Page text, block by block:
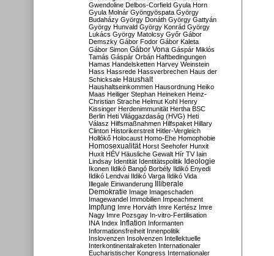
Gwendoline Delbos-Corfield Gyula Horn
Gyula Molnár Gyöngyöspata György
Budaházy György Donáth György Gattyán
György Hunvald György Konrád György
Lukács György Matolcsy Győr Gábor
Demszky Gábor Fodor Gábor Kaleta
Gábor Simon Gábor Vona Gáspár Miklós
Tamás Gáspár Orbán Haftbedingungen
Hamas Handelsketten Harvey Weinstein
Hass Hassrede Hassverbrechen Haus der
Schicksale Haushalt
Haushaltseinkommen Hausordnung Heiko
Maas Heiliger Stephan Heineken Heinz-
Christian Strache Helmut Kohl Henry
Kissinger Herdenimmunität Hertha BSC
Berlin Heti Világgazdaság (HVG) Heti
Válasz Hilfsmaßnahmen Hilfspaket Hillary
Clinton Historikerstreit Hitler-Vergleich
Hollókő Holocaust Homo-Ehe Homophobie
Homosexualität Horst Seehofer Hunxit
Huxit HÉV Häusliche Gewalt Hír TV Iain
Lindsay Identität Identitätspolitik Ideologie
Ikonen Ildikó Bangó Borbély Ildikó Enyedi
Ildikó Lendvai Ildikó Varga Ildikó Vida
Illegale Einwanderung Illiberale
Demokratie Image Imageschaden
Imagewandel Immobilien Impeachment
Impfung Imre Horváth Imre Kertész Imre
Nagy Imre Pozsgay In-vitro-Fertilisation
INA Index Inflation Informanten
Informationsfreiheit Innenpolitik
Inslovenzen Insolvenzen Intellektuelle
Interkontinentalraketen Internationaler
Eucharistischer Kongress Internationaler